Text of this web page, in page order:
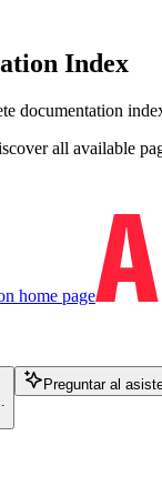
Index
documentation
all available
home page
Preguntar al